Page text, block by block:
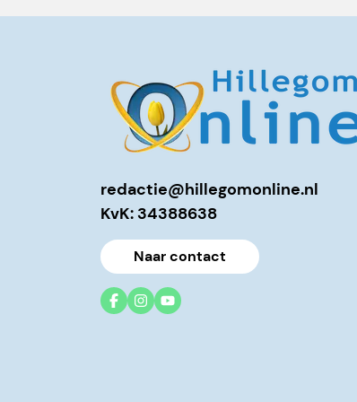
redactie@hillegomonline.nl
KvK: 34388638
Naar contact